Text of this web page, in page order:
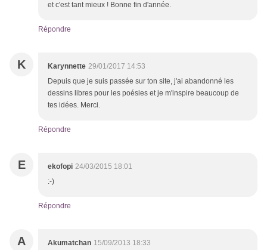
et c'est tant mieux ! Bonne fin d'année.
Répondre
K Karynnette 29/01/2017 14:53
Depuis que je suis passée sur ton site, j'ai abandonné les
dessins libres pour les poésies et je m'inspire beaucoup de
tes idées. Merci.
Répondre
E ekofopi 24/03/2015 18:01
:-)
Répondre
A Akumatchan 15/09/2013 18:33